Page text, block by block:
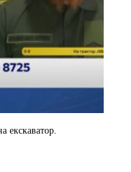
екскаватор.